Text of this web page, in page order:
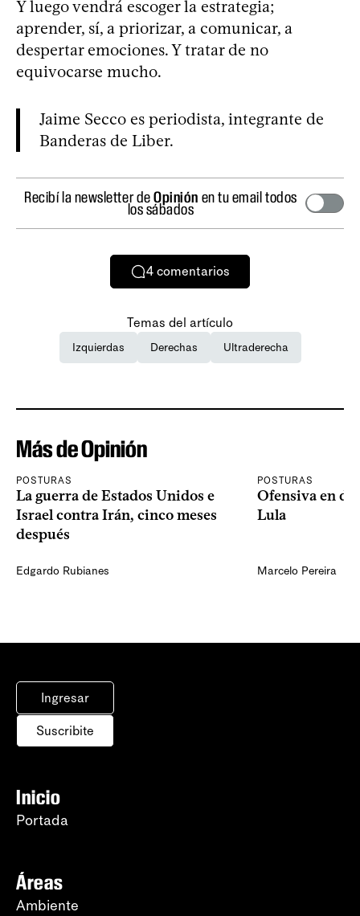
Y luego vendrá escoger la estrategia;
aprender, sí, a priorizar, a comunicar, a
despertar emociones. Y tratar de no
equivocarse mucho.
Jaime Secco es periodista, integrante de
Banderas de Liber.
Recibí la newsletter deOpinión en tu email todos
los sábados
4 comentarios
Temas del artículo
Izquierdas Derechas Ultraderecha
Más de Opinión
POSTURAS
La guerra de Estados Unidos e
Israel contra Irán, cinco meses
después
Edgardo Rubianes
POSTURAS
Ofensiva en
Lula
Marcelo Pereira
Ingresar
Suscribite
Inicio
Portada
Áreas
Ambiente